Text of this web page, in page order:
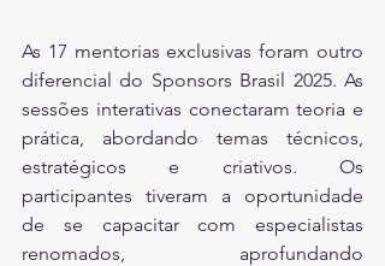
As 17 mentorias exclusivas foram outro
diferencial do Sponsors Brasil 2025. As
sessões interativas conectaram teoria e
prática, abordando temas técnicos,
estratégicos e criativos. Os
participantes tiveram a oportunidade
de se capacitar com especialistas
renomados, aprofundando